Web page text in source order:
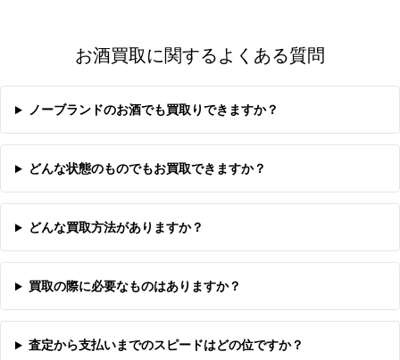
お酒買取に関するよくある質問
ノーブランドのお酒でも買取りできますか？
どんな状態のものでもお買取できますか？
どんな買取方法がありますか？
買取の際に必要なものはありますか？
査定から支払いまでのスピードはどの位ですか？